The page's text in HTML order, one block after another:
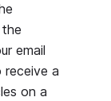
email
receive a
on a